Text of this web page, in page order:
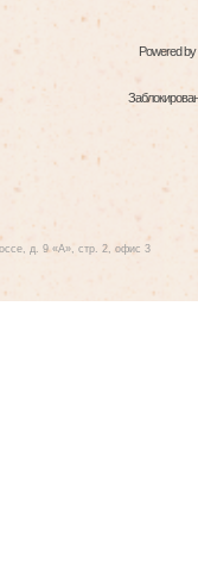
Powered by
д. 9 «А», стр. 2, офис 3